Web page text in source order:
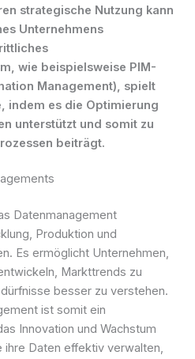
strategische Nutzung kann
Unternehmens
wie beispielsweise PIM-
Management), spielt
indem es die Optimierung
unterstützt und somit zu
beiträgt.
Datenmanagement
Produktion und
Es ermöglicht Unternehmen,
Markttrends zu
besser zu verstehen.
ist somit ein
Innovation und Wachstum
ihre Daten effektiv verwalten,